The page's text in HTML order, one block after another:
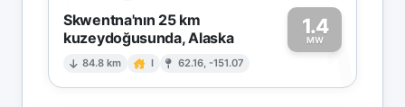
Skwentna'nın 25 km
kuzeydoğusunda, Alaska
84.8 km I 62.16, -151.07
1.4
MW1